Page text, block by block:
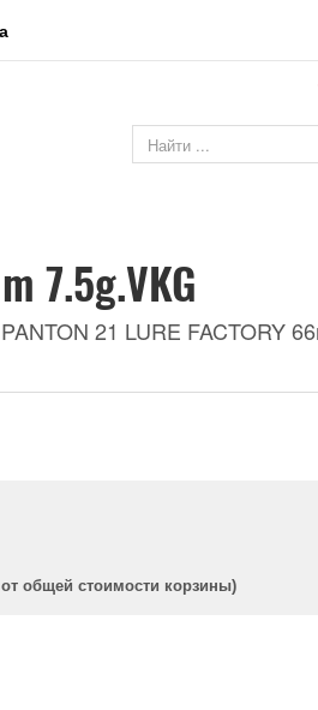
7.5g.VKG
21 LURE FACTORY
общей стоимости корзины)